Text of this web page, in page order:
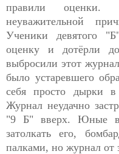
правили
неуважительной
Ученики девятого
оценку и дотёрли
выбросили этот
было устаревшего
себя просто дырки
Журнал неудачно
"9 Б" вверх. Юные
затолкать его,
палками, но журнал от